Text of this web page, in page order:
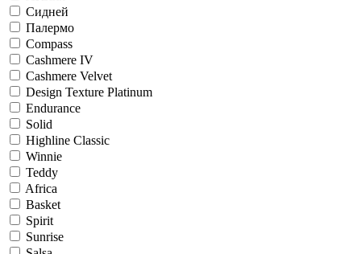
Сидней
Палермо
Compass
Cashmere IV
Cashmere Velvet
Design Texture Platinum
Endurance
Solid
Highline Classic
Winnie
Teddy
Africa
Basket
Spirit
Sunrise